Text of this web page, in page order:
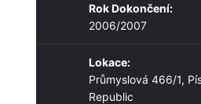
Rok Dokončení:
2006/2007
Lokace:
Průmyslová 466/1,
Republic